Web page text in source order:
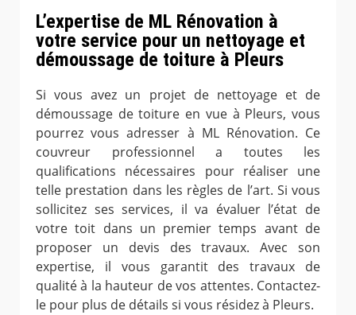
L’expertise de ML Rénovation à
votre service pour un nettoyage et
démoussage de toiture à Pleurs
Si vous avez un projet de nettoyage et de
démoussage de toiture en vue à Pleurs, vous
pourrez vous adresser à ML Rénovation. Ce
couvreur professionnel a toutes les
qualifications nécessaires pour réaliser une
telle prestation dans les règles de l’art. Si vous
sollicitez ses services, il va évaluer l’état de
votre toit dans un premier temps avant de
proposer un devis des travaux. Avec son
expertise, il vous garantit des travaux de
qualité à la hauteur de vos attentes. Contactez-
le pour plus de détails si vous résidez à Pleurs.